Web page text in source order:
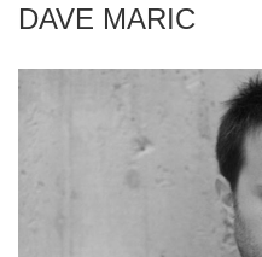
DAVE MARIC